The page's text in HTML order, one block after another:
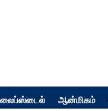
லைப்ஸ்டைல் ஆன்மிகம்